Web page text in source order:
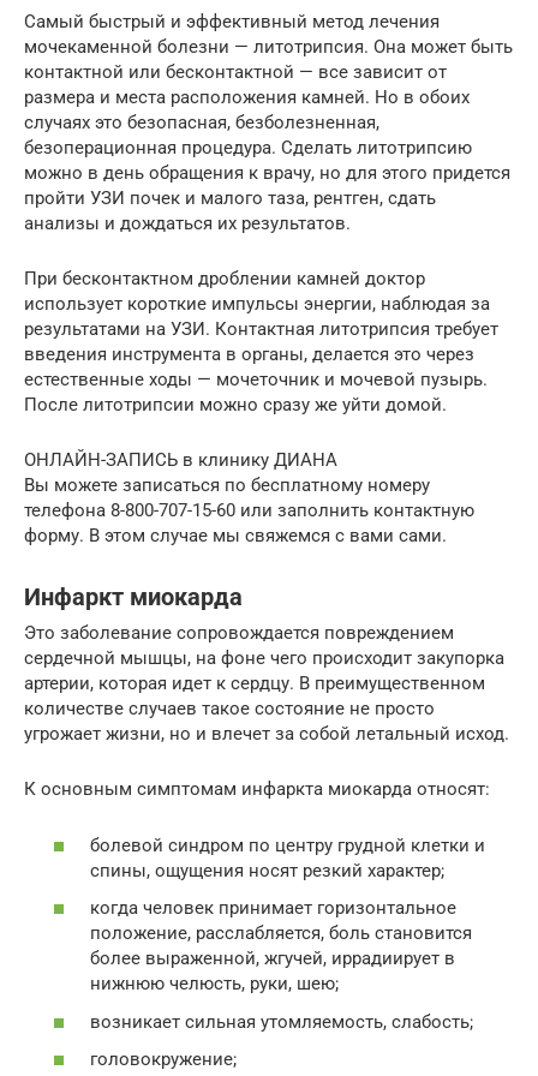
Самый быстрый и эффективный метод лечения
мочекаменной болезни — литотрипсия. Она может быть
контактной или бесконтактной — все зависит от
размера и места расположения камней. Но в обоих
случаях это безопасная, безболезненная,
безоперационная процедура. Сделать литотрипсию
можно в день обращения к врачу, но для этого придется
пройти УЗИ почек и малого таза, рентген, сдать
анализы и дождаться их результатов.
При бесконтактном дроблении камней доктор
использует короткие импульсы энергии, наблюдая за
результатами на УЗИ. Контактная литотрипсия требует
введения инструмента в органы, делается это через
естественные ходы — мочеточник и мочевой пузырь.
После литотрипсии можно сразу же уйти домой.
ОНЛАЙН-ЗАПИСЬ в клинику ДИАНА
Вы можете записаться по бесплатному номеру
телефона 8-800-707-15-60 или заполнить контактную
форму. В этом случае мы свяжемся с вами сами.
Инфаркт миокарда
Это заболевание сопровождается повреждением
сердечной мышцы, на фоне чего происходит закупорка
артерии, которая идет к сердцу. В преимущественном
количестве случаев такое состояние не просто
угрожает жизни, но и влечет за собой летальный исход.
К основным симптомам инфаркта миокарда относят:
болевой синдром по центру грудной клетки и
спины, ощущения носят резкий характер;
когда человек принимает горизонтальное
положение, расслабляется, боль становится
более выраженной, жгучей, иррадиирует в
нижнюю челюсть, руки, шею;
возникает сильная утомляемость, слабость;
головокружение;